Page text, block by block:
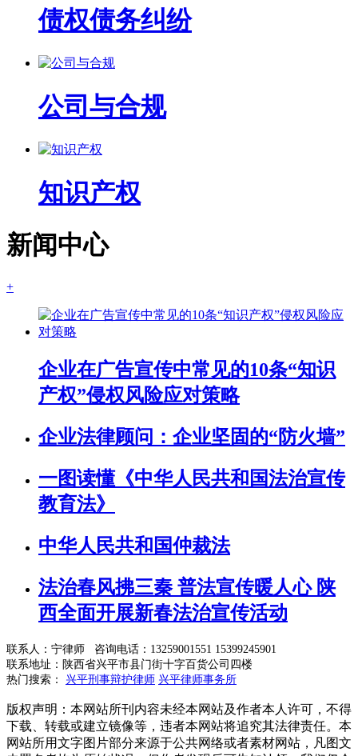
债权债务纠纷
公司与合规
知识产权
新闻中心
+
企业在广告宣传中常见的10条“知识
产权”侵权风险应对策略
企业法律顾问：企业坚固的“防火墙”
一图读懂《中华人民共和国法治宣传
教育法》
中华人民共和国仲裁法
法治春风拂三秦 普法宣传暖人心 陕
西全面开展新春法治宣传活动
联系人：宁律师 咨询电话：13259001551 15399245901
联系地址：陕西省兴平市县门街十字百货公司四楼
热门搜索： 兴平刑事辩护律师 兴平律师事务所
版权声明：本网站所刊内容未经本网站及作者本人许可，不得
下载、转载或建立镜像等，违者本网站将追究其法律责任。本
网站所用文字图片部分来源于公共网络或者素材网站，凡图文